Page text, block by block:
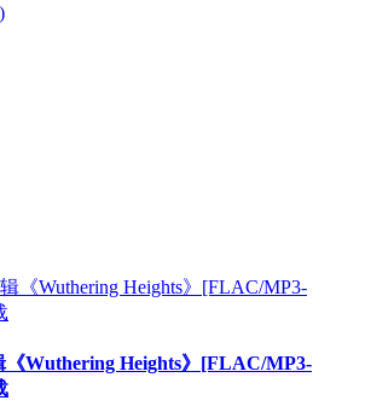
Wuthering Heights》[FLAC/MP3-